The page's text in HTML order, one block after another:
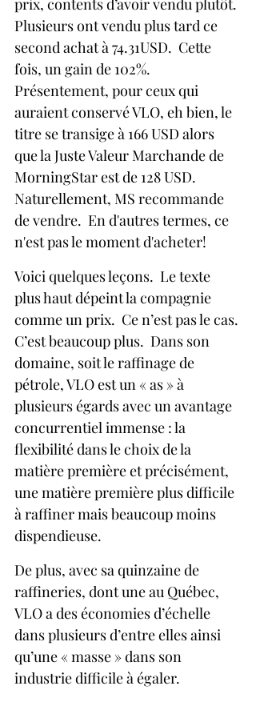
prix, contents d’avoir vendu plutôt.
Plusieurs ont vendu plus tard ce
second achat à 74.31USD.  Cette
fois, un gain de 102%.
Présentement, pour ceux qui
auraient conservé VLO, eh bien, le
titre se transige à 166 USD alors
que la Juste Valeur Marchande de
MorningStar est de 128 USD.
Naturellement, MS recommande
de vendre.  En d'autres termes, ce
n'est pas le moment d'acheter!
Voici quelques leçons.  Le texte
plus haut dépeint la compagnie
comme un prix.  Ce n’est pas le cas.
C’est beaucoup plus.  Dans son
domaine, soit le raffinage de
pétrole, VLO est un « as » à
plusieurs égards avec un avantage
concurrentiel immense : la
flexibilité dans le choix de la
matière première et précisément,
une matière première plus difficile
à raffiner mais beaucoup moins
dispendieuse.
De plus, avec sa quinzaine de
raffineries, dont une au Québec,
VLO a des économies d’échelle
dans plusieurs d’entre elles ainsi
qu’une « masse » dans son
industrie difficile à égaler.